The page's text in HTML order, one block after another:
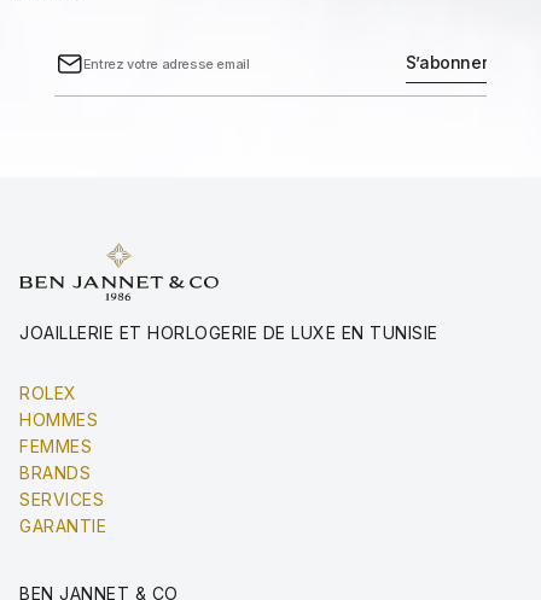
JOAILLERIE ET HORLOGERIE DE LUXE EN TUNISIE
ROLEX
HOMMES
FEMMES
BRANDS
SERVICES
GARANTIE
BEN JANNET & CO